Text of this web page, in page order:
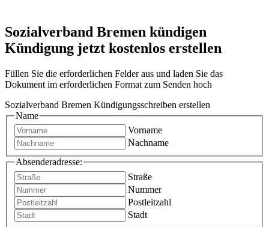
Sozialverband Bremen kündigen
Kündigung jetzt kostenlos erstellen
Füllen Sie die erforderlichen Felder aus und laden Sie das
Dokument im erforderlichen Format zum Senden hoch
Sozialverband Bremen Kündigungsschreiben erstellen
Name
Vorname
Nachname
Absenderadresse:
Straße
Nummer
Postleitzahl
Stadt